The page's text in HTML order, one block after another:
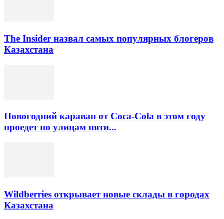
The Insider назвал самых популярных блогеров
Казахстана
Новогодний караван от Coca-Cola в этом году
проедет по улицам пяти...
Wildberries открывает новые склады в городах
Казахстана